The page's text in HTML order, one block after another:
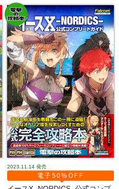
2023.11.14 発売
電子50%OFF